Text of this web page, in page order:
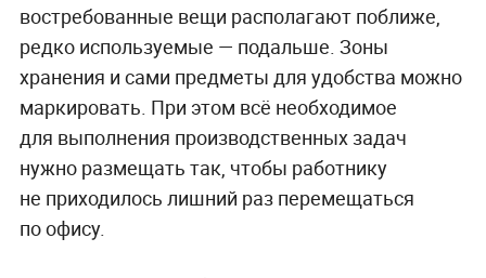
востребованные вещи располагают поближе,
редко используемые — подальше. Зоны
хранения и сами предметы для удобства можно
маркировать. При этом всё необходимое
для выполнения производственных задач
нужно размещать так, чтобы работнику
не приходилось лишний раз перемещаться
по офису.